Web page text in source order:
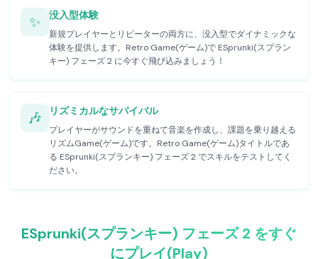
✨ 没入型体験
新規プレイヤーとリピーターの両方に、没入型でダイナミックな
体験を提供します。Retro Game(ゲーム)で ESprunki(スプラン
キー) フェーズ 2 に今すぐ飛び込みましょう！
🎶 リズミカルなサバイバル
プレイヤーがサウンドを重ねて音楽を作成し、課題を乗り越える
リズムGame(ゲーム)です。Retro Game(ゲーム)タイトルであ
る ESprunki(スプランキー) フェーズ 2 でスキルをテストしてく
ださい。
ESprunki(スプランキー) フェーズ 2 をすぐ
にプレイ(Play)